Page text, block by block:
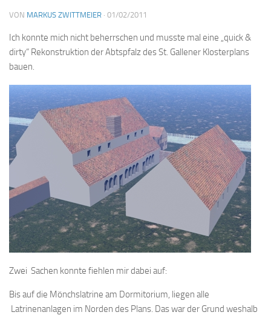
VON MARKUS ZWITTMEIER · 01/02/2011
Ich konnte mich nicht beherrschen und musste mal eine „quick &
dirty“ Rekonstruktion der Abtspfalz des St. Gallener Klosterplans
bauen.
Zwei Sachen konnte fiehlen mir dabei auf:
Bis auf die Mönchslatrine am Dormitorium, liegen alle
Latrinenanlagen im Norden des Plans. Das war der Grund weshalb